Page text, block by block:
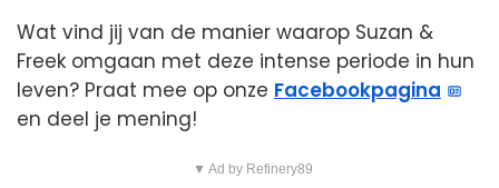
Wat vind jij van de manier waarop Suzan &
Freek omgaan met deze intense periode in hun
leven? Praat mee op onze Facebookpagina
en deel je mening!
▼ Ad by Refinery89